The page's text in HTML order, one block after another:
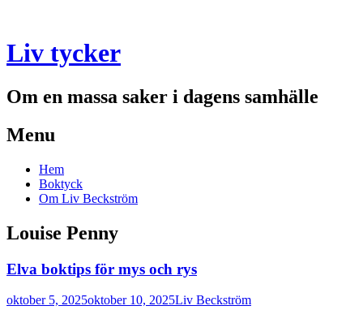
Liv tycker
Om en massa saker i dagens samhälle
Menu
Skip
content
Hem
Boktyck
Om Liv Beckström
Louise Penny
Elva boktips för mys och rys
oktober 5, 2025oktober 10, 2025Liv Beckström